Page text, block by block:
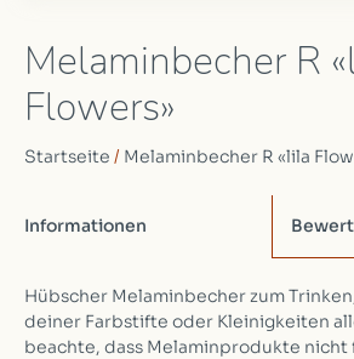
Melaminbecher R
Flowers»
Startseite / Melaminbecher R «lila
Informationen
Hübscher Melaminbecher zum
deiner Farbstifte oder Kleinigkeiten
beachte, dass Melaminprodukte